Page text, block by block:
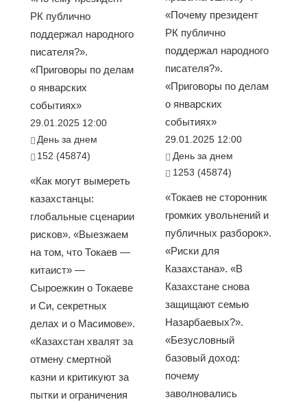
РК публично
поддержал народного
писателя?».
«Приговоры по делам
о январских
событиях»
29.01.2025 12:00
День за днем
152 (45874)
«Как могут вымереть
казахстанцы:
глобальные сценарии
рисков». «Выезжаем
на том, что Токаев —
китаист» —
Сыроежкин о Токаеве
и Си, секретных
делах и о Масимове».
«Казахстан хвалят за
отмену смертной
казни и критикуют за
пытки и ограничения
«Почему президент
РК публично
поддержал народного
писателя?».
«Приговоры по делам
о январских
событиях»
29.01.2025 12:00
День за днем
1253 (45874)
«Токаев не сторонник
громких увольнений и
публичных разборок».
«Риски для
Казахстана». «В
Казахстане снова
защищают семью
Назарбаевых?».
«Безусловный
базовый доход:
почему
заволновались